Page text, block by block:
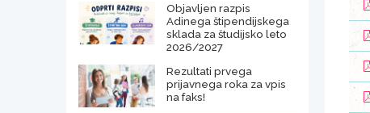
Objavljen razpis
Adinega štipendijskega
sklada za študijsko leto
2026/2027
Rezultati prvega
prijavnega roka za vpis
na faks!